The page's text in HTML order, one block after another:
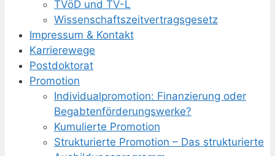
TVöD und TV-L
Wissenschaftszeitvertragsgesetz
Impressum & Kontakt
Karrierewege
Postdoktorat
Promotion
Individualpromotion: Finanzierung oder
Begabtenförderungswerke?
Kumulierte Promotion
Strukturierte Promotion – Das strukturierte